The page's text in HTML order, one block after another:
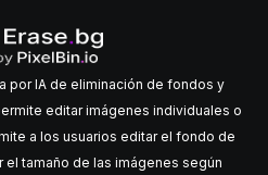
por IA de eliminación de fondos y
editar imágenes individuales o
a los usuarios editar el fondo de
tamaño de las imágenes según